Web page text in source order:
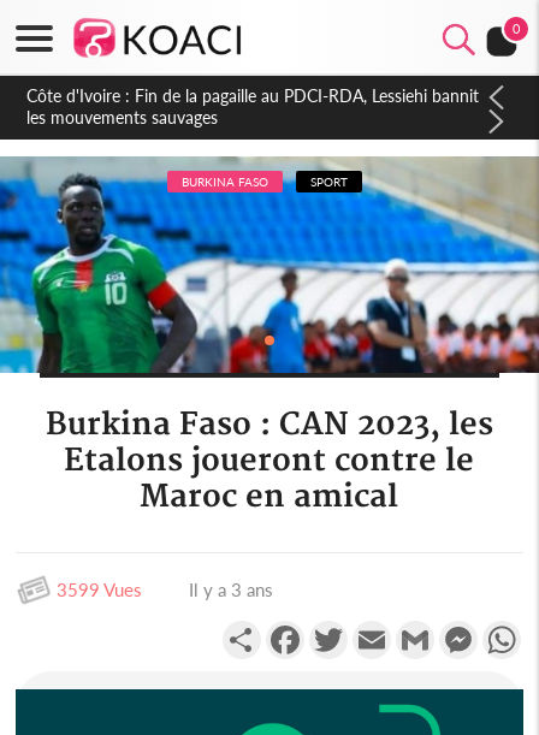
0
Côte d'Ivoire : Ouattara promet des sanctions contre les
déguerpissements illégaux
BURKINA FASO SPORT
Burkina Faso : CAN 2023, les
Etalons joueront contre le
Maroc en amical
3599 Vues Il y a 3 ans
PartagerFacebookTwitterEmail Gmail